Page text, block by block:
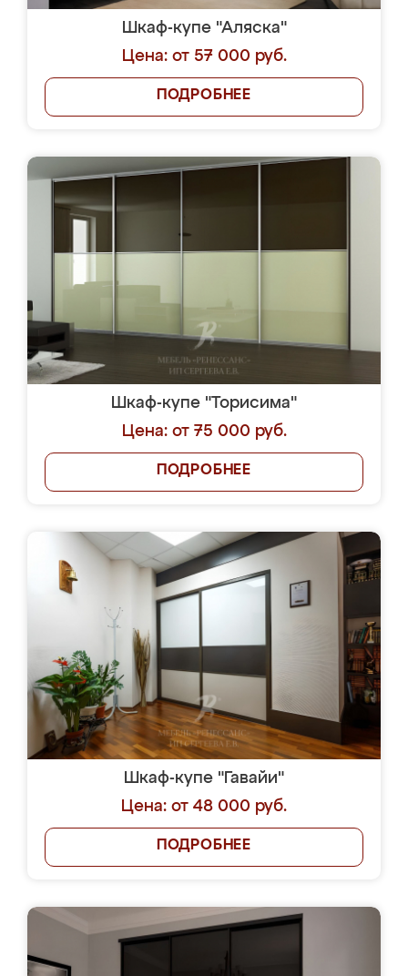
Шкаф-купе "Аляска"
Цена: от 57 000 руб.
ПОДРОБНЕЕ
Шкаф-купе "Торисима"
Цена: от 75 000 руб.
ПОДРОБНЕЕ
Шкаф-купе "Гавайи"
Цена: от 48 000 руб.
ПОДРОБНЕЕ